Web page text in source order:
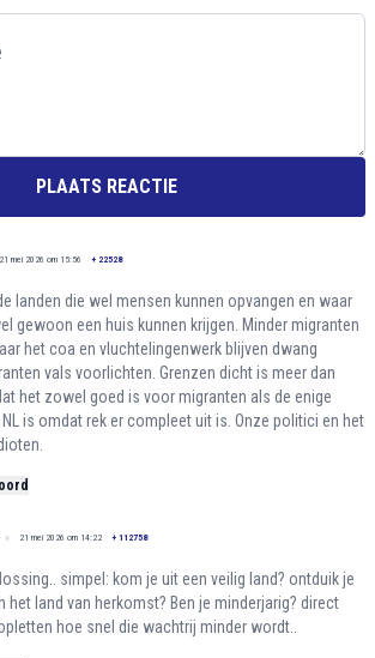
PLAATS REACTIE
21 mei 2026 om 15:56 + 22528
landen die wel mensen kunnen opvangen en waar
gewoon een huis kunnen krijgen. Minder migranten
het coa en vluchtelingenwerk blijven dwang
vals voorlichten. Grenzen dicht is meer dan
het zowel goed is voor migranten als de enige
is omdat rek er compleet uit is. Onze politici en het
21 mei 2026 om 14:22 + 112758
simpel: kom je uit een veilig land? ontduik je
het land van herkomst? Ben je minderjarig? direct
hoe snel die wachtrij minder wordt..